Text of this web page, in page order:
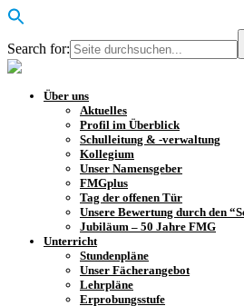
Search for:
Über uns
Aktuelles
Profil im Überblick
Schulleitung & -verwaltung
Kollegium
Unser Namensgeber
FMGplus
Tag der offenen Tür
Unsere Bewertung durch den
Jubiläum – 50 Jahre FMG
Unterricht
Stundenpläne
Unser Fächerangebot
Lehrpläne
Erprobungsstufe